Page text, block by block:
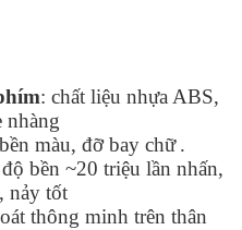
: chất liệu nhựa ABS,
nhàng
màu, đỡ bay chữ.
bền ~20 triệu lần nhấn,
nảy tốt
thông minh trên thân